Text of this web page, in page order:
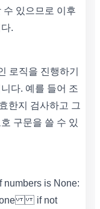
수 있으므로 이후
.
로직을 진행하기
다. 예를 들어 조
한지 검사하고 그
구문을 쓸 수 있
is None:
None if not